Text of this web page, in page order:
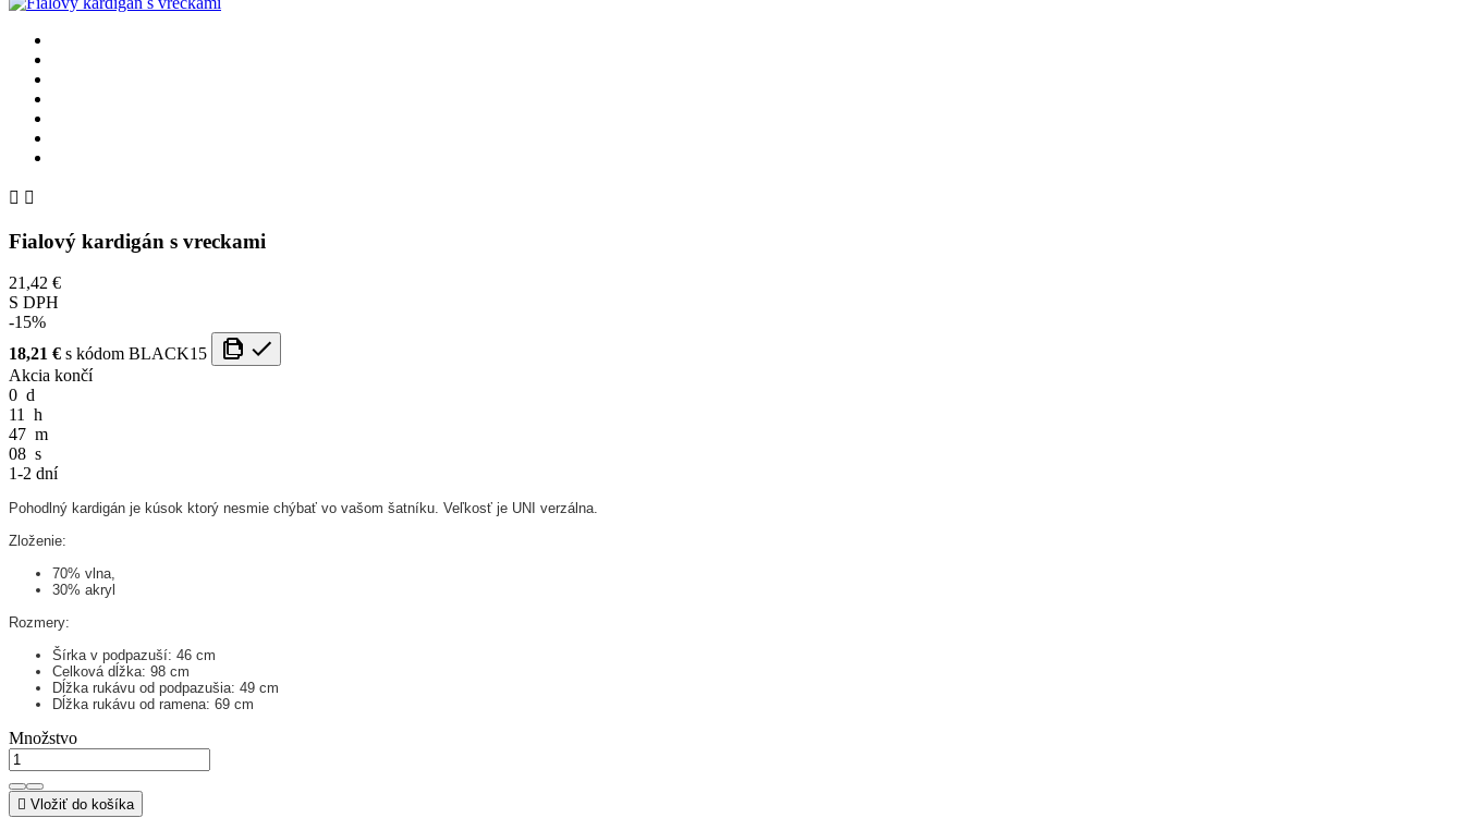
 
Fialový kardigán s vreckami
21,42 €
S DPH
-15%
18,21 € s kódom BLACK15
Akcia končí
0 d
11 h
47 m
07 s
1-2 dní
Pohodlný kardigán je kúsok ktorý nesmie chýbať vo vašom šatníku. Veľkosť je UNI verzálna.
Zloženie:
70% vlna,
30% akryl
Rozmery:
Šírka v podpazuší: 46 cm
Celková dĺžka: 98 cm
Dĺžka rukávu od podpazušia: 49 cm
Dĺžka rukávu od ramena: 69 cm
Množstvo
 Vložiť do košíka